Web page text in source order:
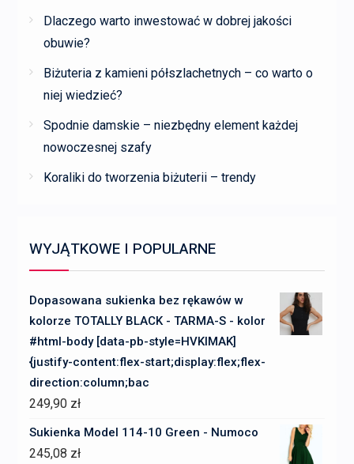
Dlaczego warto inwestować w dobrej jakości
obuwie?
Biżuteria z kamieni półszlachetnych – co warto o
niej wiedzieć?
Spodnie damskie – niezbędny element każdej
nowoczesnej szafy
Koraliki do tworzenia biżuterii – trendy
WYJĄTKOWE I POPULARNE
Dopasowana sukienka bez rękawów w
kolorze TOTALLY BLACK - TARMA-S - kolor
#html-body [data-pb-style=HVKIMAK]
{justify-content:flex-start;display:flex;flex-
direction:column;bac
249,90 zł
Sukienka Model 114-10 Green - Numoco
245,08 zł